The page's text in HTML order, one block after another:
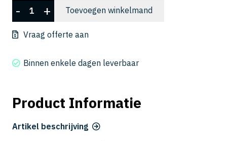
CSELB
2015-
040
- + Toevoegen winkelmand
Vraag offerte aan
Binnen enkele dagen leverbaar
Product Informatie
Artikel beschrijving